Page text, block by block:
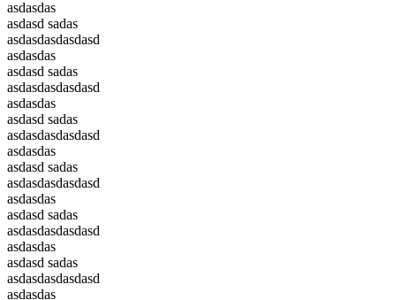
asdasdas
asdasd sadas
asdasdasdasdasd
asdasdas
asdasd sadas
asdasdasdasdasd
asdasdas
asdasd sadas
asdasdasdasdasd
asdasdas
asdasd sadas
asdasdasdasdasd
asdasdas
asdasd sadas
asdasdasdasdasd
asdasdas
asdasd sadas
asdasdasdasdasd
asdasdas